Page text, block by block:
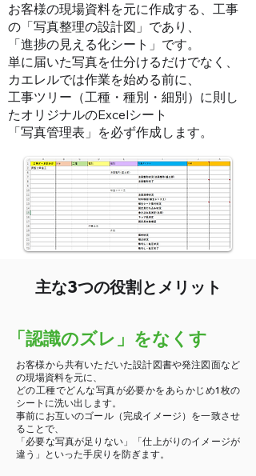
お客様の現場資料を元に作成する、工事
の「写真整理の設計図」であり、
「進捗の見える化シート」です。
単に届いた写真を仕分けるだけでなく、
カエレルでは作業を始める前に、
工事ツリー（工種・種別・細別）に則し
たオリジナルのExcelシート
「写真管理表」を必ず作成します。
主な3つの役割とメリット
「認識のズレ」をなくす
お客様から共有いただいた設計図書や発注図面など
の現場資料を元に、
どの工種でどんな写真が必要かをあらかじめ1枚の
シートに洗い出します。
事前にお互いのゴール（完成イメージ）を一致させ
ることで、
「必要な写真が足りない」「仕上がりのイメージが
違う」といった手戻りを防ぎます。